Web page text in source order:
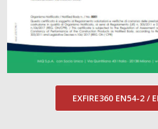
EXFIRE360 EN54-2 /